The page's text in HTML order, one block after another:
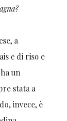
a
e di riso e
un
stata a
invece, è